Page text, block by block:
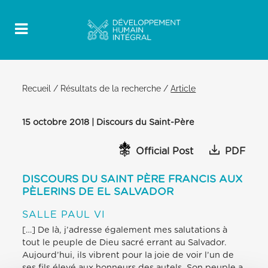
Recueil / Résultats de la recherche /Article
15 octobre 2018 | Discours du Saint-Père
Official Post PDF
DISCOURS DU SAINT PÈRE FRANCIS AUX
PÈLERINS DE EL SALVADOR
SALLE PAUL VI
[…] De là, j’adresse également mes salutations à
tout le peuple de Dieu sacré errant au Salvador.
Aujourd’hui, ils vibrent pour la joie de voir l’un de